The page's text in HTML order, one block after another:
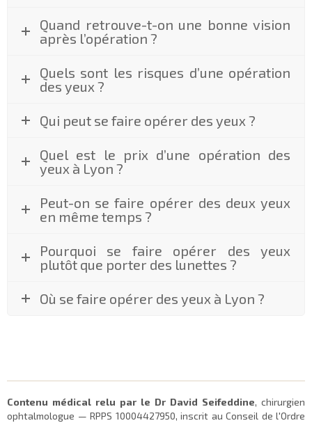
Quand retrouve-t-on une bonne vision
après l’opération ?
Quels sont les risques d’une opération
des yeux ?
Qui peut se faire opérer des yeux ?
Quel est le prix d’une opération des
yeux à Lyon ?
Peut-on se faire opérer des deux yeux
en même temps ?
Pourquoi se faire opérer des yeux
plutôt que porter des lunettes ?
Où se faire opérer des yeux à Lyon ?
Contenu médical relu par le Dr David Seifeddine, chirurgien
ophtalmologue — RPPS 10004427950, inscrit au Conseil de l'Ordre